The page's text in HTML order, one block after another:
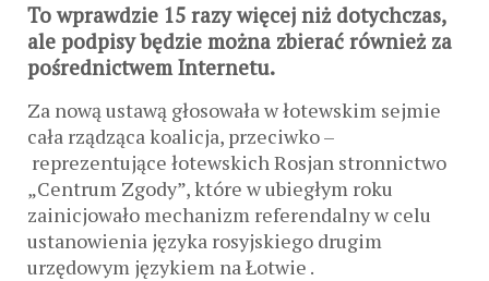
To wprawdzie 15 razy więcej niż dotychczas,
ale podpisy będzie można zbierać również za
pośrednictwem Internetu.
Za nową ustawą głosowała w łotewskim sejmie
cała rządząca koalicja, przeciwko –
reprezentujące łotewskich Rosjan stronnictwo
„Centrum Zgody”, które w ubiegłym roku
zainicjowało mechanizm referendalny w celu
ustanowienia języka rosyjskiego drugim
urzędowym językiem na Łotwie .